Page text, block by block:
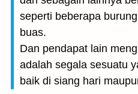
seperti beberapa
buas.
Dan pendapat lain
adalah segala sesuatu
baik di siang hari